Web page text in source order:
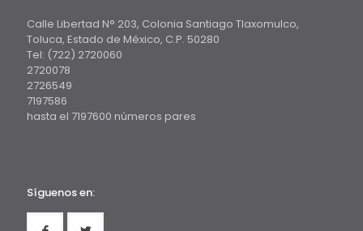
Calle Libertad N° 203, Colonia Santiago Tlaxomulco,
Toluca, Estado de México, C.P. 50280
Tel: (722) 2720060
2720078
2726549
7197586
hasta el 7197600 números pares
Síguenos en: